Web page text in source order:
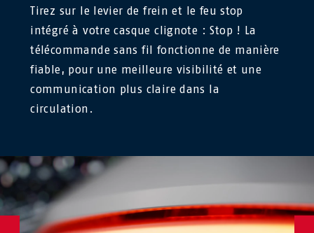
Tirez sur le levier de frein et le feu stop
intégré à votre casque clignote : Stop ! La
télécommande sans fil fonctionne de manière
fiable, pour une meilleure visibilité et une
communication plus claire dans la
circulation.